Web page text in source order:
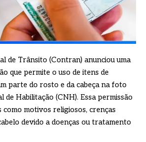
de Trânsito (Contran) anunciou uma
que permite o uso de itens de
parte do rosto e da cabeça na foto
de Habilitação (CNH). Essa permissão
como motivos religiosos, crenças
devido a doenças ou tratamento